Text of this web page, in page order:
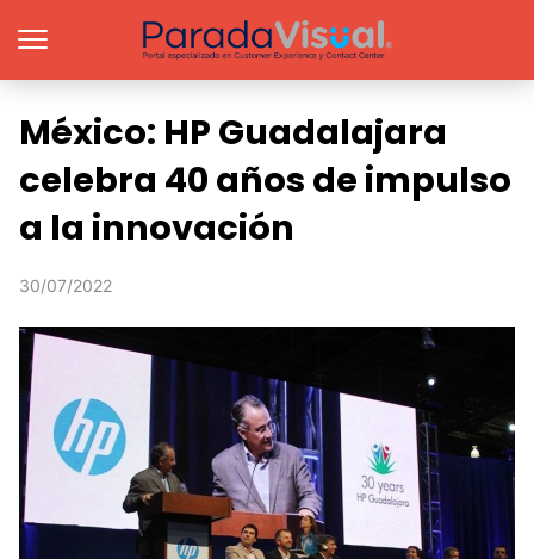
México: HP Guadalajara
celebra 40 años de impulso
a la innovación
30/07/2022